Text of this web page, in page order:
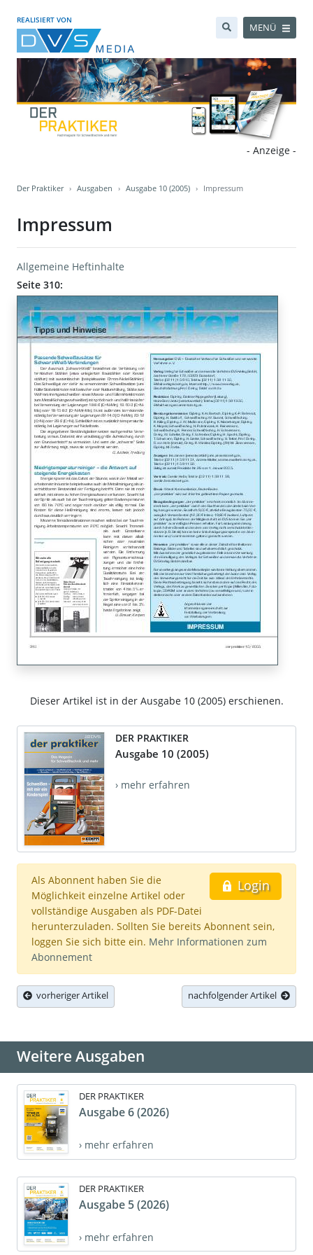
REALISIERT VON
MENÜ
- Anzeige -
Der Praktiker Ausgaben Ausgabe 10 (2005) Impressum
Impressum
Allgemeine Heftinhalte
Seite 310:
Dieser Artikel ist in der Ausgabe 10 (2005) erschienen.
DER PRAKTIKER
Ausgabe 10 (2005)
› mehr erfahren
Login
Als Abonnent haben Sie die
Möglichkeit einzelne Artikel oder
vollständige Ausgaben als PDF-Datei
herunterzuladen. Sollten Sie bereits Abonnent sein,
loggen Sie sich bitte ein. Mehr Informationen zum
Abonnement
vorheriger Artikel nachfolgender Artikel
Weitere Ausgaben
DER PRAKTIKER
Ausgabe 6 (2026)
› mehr erfahren
DER PRAKTIKER
Ausgabe 5 (2026)
› mehr erfahren